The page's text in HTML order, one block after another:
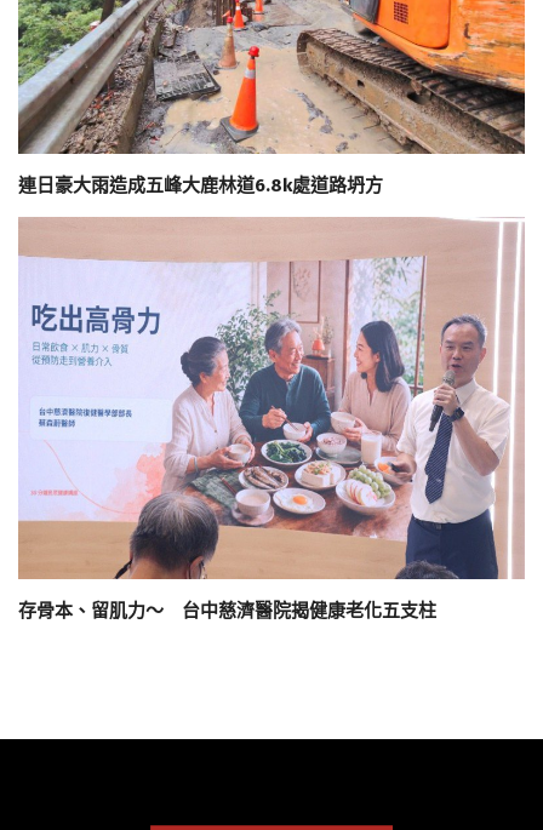
連日豪大雨造成五峰大鹿林道6.8k處道路坍方
存骨本、留肌力～ 台中慈濟醫院揭健康老化五支柱